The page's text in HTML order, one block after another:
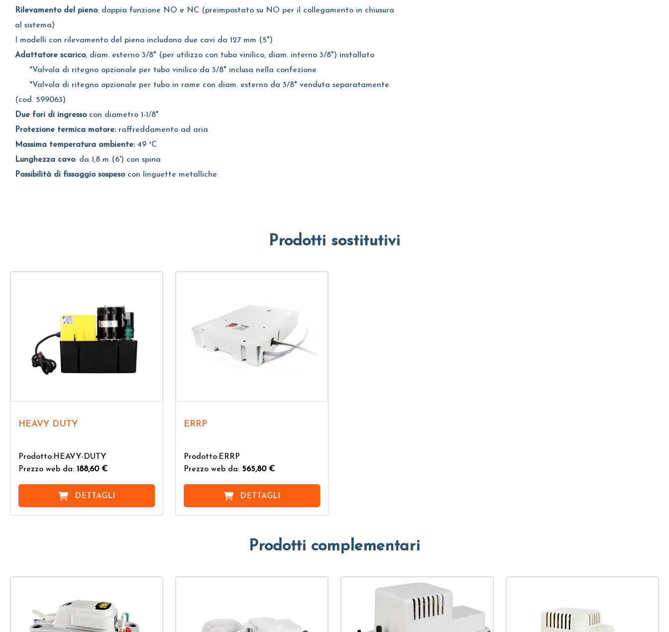
Rilevamento del pieno: doppia funzione NO e NC (preimpostato su NO per il collegamento in chiusura
al sistema)
I modelli con rilevamento del pieno includono due cavi da 127 mm (5")
Adattatore scarico, diam. esterno 3/8" (per utilizzo con tubo vinilico, diam. interno 3/8") installato
*Valvola di ritegno opzionale per tubo vinilico da 3/8" inclusa nella confezione
*Valvola di ritegno opzionale per tubo in rame con diam. esterno da 3/8" venduta separatamente
(cod. 599063)
Due fori di ingressocon diametro 1-1/8"
Protezione termica motore: raffreddamento ad aria
Massima temperatura ambiente:49 °C
Lunghezza cavo: da 1,8 m (6') con spina
Possibilità di fissaggio sospesocon linguette metalliche
Prodotti sostitutivi
HEAVY DUTY
Prodotto:HEAVY-DUTY
Prezzo web da: 188,60 €
DETTAGLI
ERRP
Prodotto:ERRP
Prezzo web da: 565,80 €
DETTAGLI
Prodotti complementari